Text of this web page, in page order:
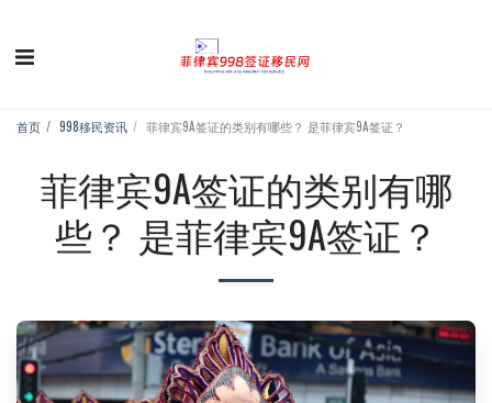
首页 998移民资讯 菲律宾9A签证的类别有哪些？ 是菲律宾9A签证？
菲律宾9A签证的类别有哪
些？ 是菲律宾9A签证？